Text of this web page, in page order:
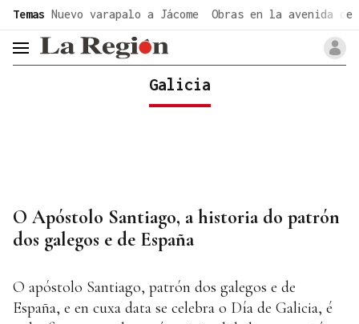
Temas Nuevo varapalo a Jácome Obras en la avenida de
header.menu.open
Galicia
O Apóstolo Santiago, a historia do patrón
dos galegos e de España
O apóstolo Santiago, patrón dos galegos e de
España, e en cuxa data se celebra o Día de Galicia, é